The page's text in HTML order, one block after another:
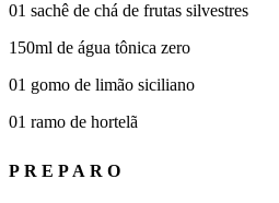
01 sachê de chá de frutas silvestres
150ml de água tônica zero
01 gomo de limão siciliano
01 ramo de hortelã
PREPARO